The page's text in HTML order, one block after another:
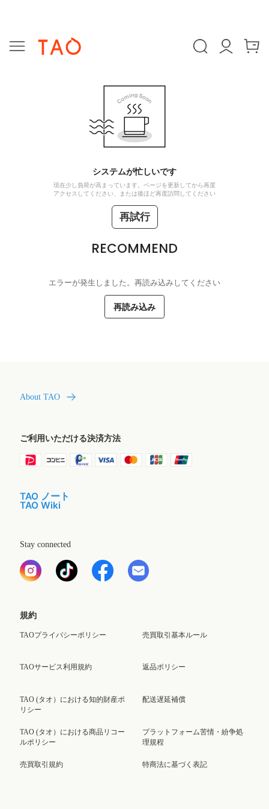
システムが忙しいです
現在少し負荷が高まっています。ページを更新してから再度
アクセスしてください、または後ほど再度訪問してください
再試行
RECOMMEND
エラーが発生しました。再読み込みしてください
再読み込み
About TAO
ご利用いただける決済方法
TAO ノート
TAO Wiki
Stay connected
規約
TAOプライバシーポリシー
TAOサービス利用規約
TAO (タオ）における知的財産ポ
リシー
TAO (タオ）における商品リコー
ルポリシー
売買取引規約
売買取引基本ルール
返品ポリシー
配送遅延補償
プラットフォーム苦情・紛争処
理規程
特商法に基づく表記